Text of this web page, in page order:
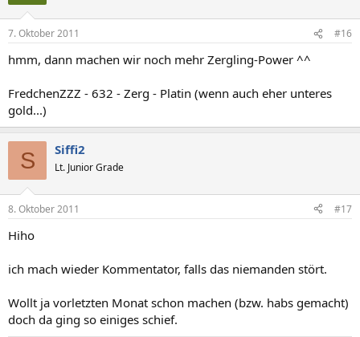
7. Oktober 2011 #16
hmm, dann machen wir noch mehr Zergling-Power ^^
FredchenZZZ - 632 - Zerg - Platin (wenn auch eher unteres
gold...)
S Siffi2
Lt. Junior Grade
8. Oktober 2011 #17
Hiho
ich mach wieder Kommentator, falls das niemanden stört.
Wollt ja vorletzten Monat schon machen (bzw. habs gemacht)
doch da ging so einiges schief.